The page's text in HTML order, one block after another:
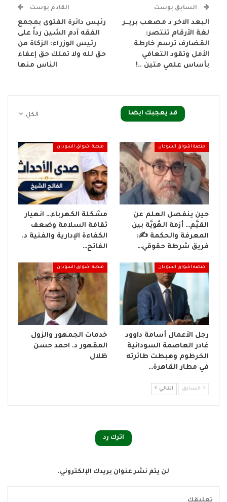
السابق بوست
البعد الاخر د مصعب بريــر
لغة الأرقام تنتصر:
القضارف ترسم خارطة
الأمل وتقود التعافي
بأساس علمي متين ..!
القادم بوست
رئيس دائرة الفتوى بمجمع
الفقه آدم الشين رداً على
رئيس الوزراء: الزكاة من
حق لله ولا تملك حق إعفاء
الناس منها
الكل قد يعجبك ايضا
منصة اشواق السودان
حين ينفصل العلم عن
القيَّم… أزمة الهُويَّة بين
المعرفة والحكمة ✍️:
فريق شرطة حقوقي…
منصة اشواق السودان
مشكلة الكهرباء… انهيار
ثقافة السلامة وضعف
الكفاءة الإدارية والفنية د.
الفاتح…
منصة اشواق السودان
رجل الأعمال أسامة داوود
غادر العاصمة السودانية
الخرطوم وهبطت طائرته
في مطار القاهرة…
منصة اشواق السودان
خدمات الجمهور والزول
المقهور د. احمد حسن
ظلال
السابق التالي
اترك رد
لن يتم نشر عنوان بريدك الإلكتروني.